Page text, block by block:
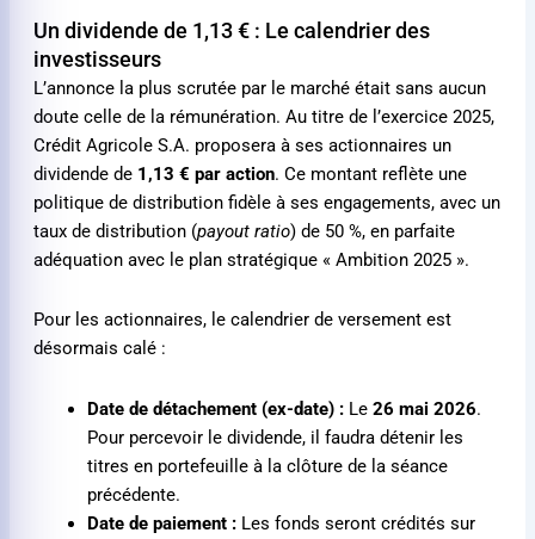
Un dividende de 1,13 € : Le calendrier des
investisseurs
L’annonce la plus scrutée par le marché était sans aucun
doute celle de la rémunération. Au titre de l’exercice 2025,
Crédit Agricole S.A. proposera à ses actionnaires un
dividende de 1,13 € par action. Ce montant reflète une
politique de distribution fidèle à ses engagements, avec un
taux de distribution (payout ratio) de 50 %, en parfaite
adéquation avec le plan stratégique « Ambition 2025 ».
Pour les actionnaires, le calendrier de versement est
désormais calé :
Date de détachement (ex-date) : Le26 mai 2026.
Pour percevoir le dividende, il faudra détenir les
titres en portefeuille à la clôture de la séance
précédente.
Date de paiement : Les fonds seront crédités sur